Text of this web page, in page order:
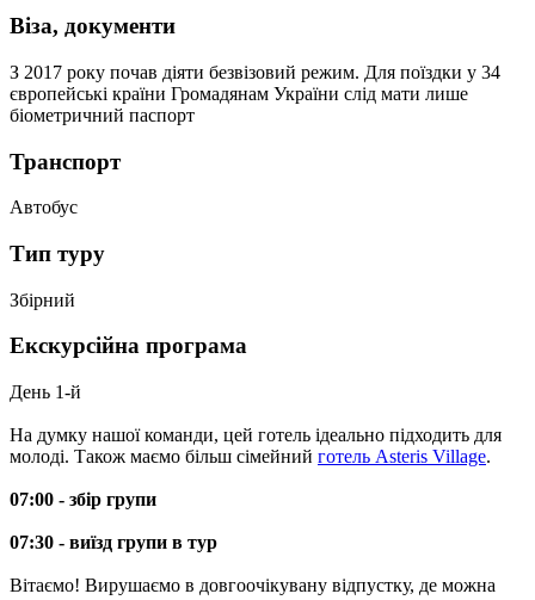
Віза, документи
З 2017 року почав діяти безвізовий режим. Для поїздки у 34
європейські країни Громадянам України слід мати лише
біометричний паспорт
Транспорт
Автобус
Тип туру
Збірний
Екскурсійна програма
День 1-й
На думку нашої команди, цей готель ідеально підходить для
молоді. Також маємо більш сімейний готель Asteris Village.
07:00 - збір групи
07:30 - виїзд групи в тур
Вітаємо! Вирушаємо в довгоочікувану відпустку, де можна